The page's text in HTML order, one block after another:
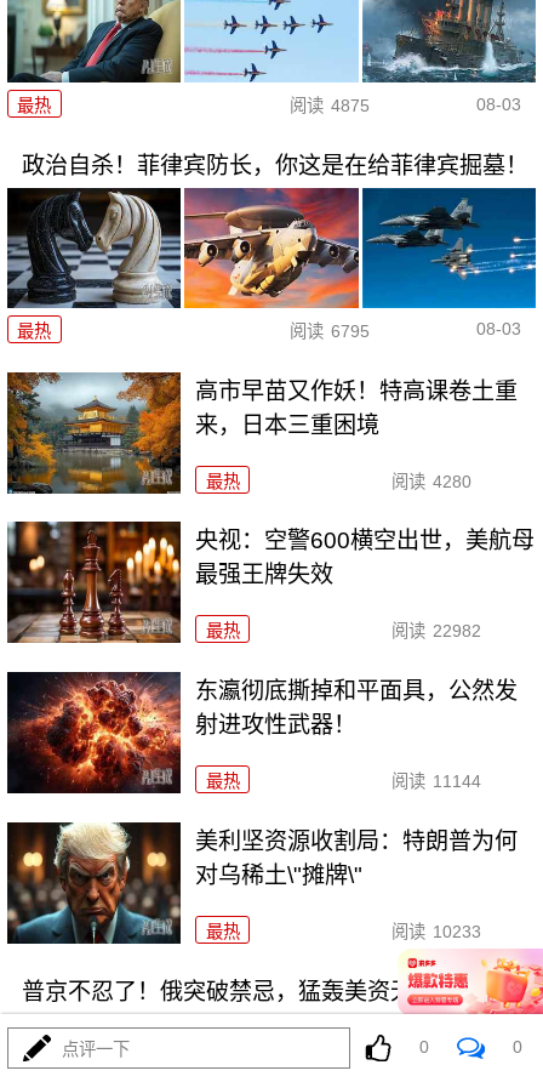
最热 阅读 4875 08-03
政治自杀！菲律宾防长，你这是在给菲律宾掘墓！
最热 阅读 6795 08-03
高市早苗又作妖！特高课卷土重
来，日本三重困境
最热 阅读 4280
央视：空警600横空出世，美航母
最强王牌失效
最热 阅读 22982
东瀛彻底撕掉和平面具，公然发
射进攻性武器！
最热 阅读 11144
美利坚资源收割局：特朗普为何
对乌稀土\"摊牌\"
最热 阅读 10233
普京不忍了！俄突破禁忌，猛轰美资无人机工厂
点评一下 0 0